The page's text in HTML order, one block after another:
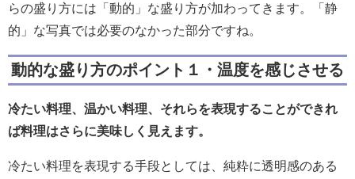
らの盛り方には「動的」な盛り方が加わってきます。「静
的」な写真では必要のなかった部分ですね。
動的な盛り方のポイント１・温度を感じさせる
冷たい料理、温かい料理、それらを表現することができれ
ば料理はさらに美味しく見えます。
冷たい料理を表現する手段としては、純粋に透明感のある